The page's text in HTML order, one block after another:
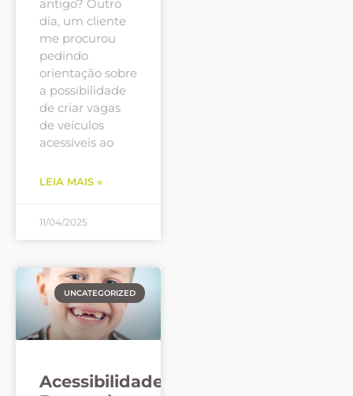
antigo? Outro
dia, um cliente
me procurou
pedindo
orientação sobre
a possibilidade
de criar vagas
de veículos
acessíveis ao
LEIA MAIS »
11/04/2025
UNCATEGORIZED
Acessibilidade